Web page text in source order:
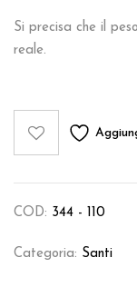
Si precisa che il
reale.
COD: 344 - 110
Categoria: Santi